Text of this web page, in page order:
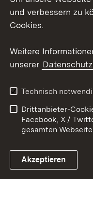
Link zum Landesportal
Barrierefreiheit
Impressum
und verbessern zu
Cookies.
Weitere
unserer
Technisch
Drittanbieter-
Facebook, X /
gesamten
Akzeptieren